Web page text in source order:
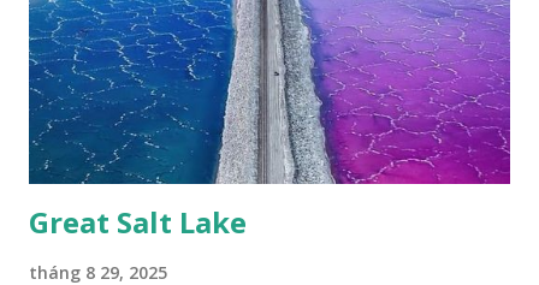
Great Salt Lake
tháng 8 29, 2025